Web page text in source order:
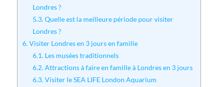
Londres ?
5.3.Quelle est la meilleure période pour visiter
Londres ?
6.Visiter Londres en 3 jours en famille
6.1. Les musées traditionnels
6.2.Attractions à faire en famille à Londres en 3 jours
6.3.Visiter le SEA LIFE London Aquarium